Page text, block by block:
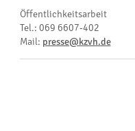
Öffentlichkeitsarbeit
Tel.: 069 6607-402
Mail: presse@kzvh.de